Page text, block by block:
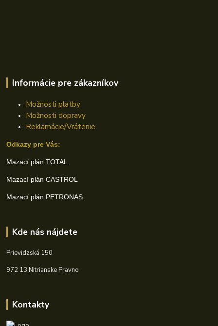
Informácie pre zákazníkov
Možnosti platby
Možnosti dopravy
Reklamácie/Vrátenie
Odkazy pre Vás:
Mazací plán TOTAL
Mazací plán CASTROL
Mazací plán PETRONAS
Kde nás nájdete
Prievidzská 150
972 13 Nitrianske Pravno
Kontakty